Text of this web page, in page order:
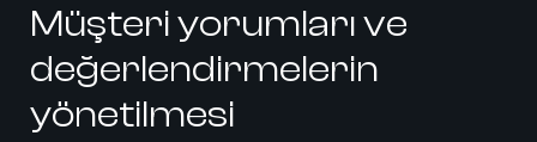
Müşteri yorumları ve
değerlendirmelerin
yönetilmesi